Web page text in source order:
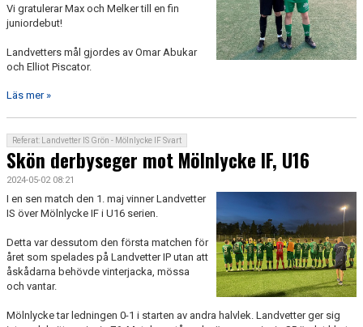
Vi gratulerar Max och Melker till en fin
juniordebut!
Landvetters mål gjordes av Omar Abukar
och Elliot Piscator.
Läs mer »
Referat: Landvetter IS Grön - Mölnlycke IF Svart
Skön derbyseger mot Mölnlycke IF, U16
2024-05-02 08:21
I en sen match den 1. maj vinner Landvetter
IS över Mölnlycke IF i U16 serien.
Detta var dessutom den första matchen för
året som spelades på Landvetter IP utan att
åskådarna behövde vinterjacka, mössa
och vantar.
Mölnlycke tar ledningen 0-1 i starten av andra halvlek. Landvetter ger sig